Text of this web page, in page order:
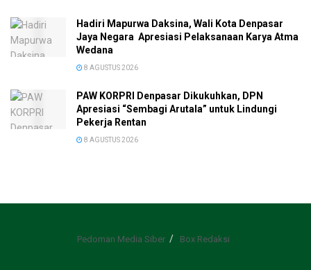
Hadiri Mapurwa Daksina, Wali Kota Denpasar
Jaya Negara Apresiasi Pelaksanaan Karya Atma
Wedana
8 AGUSTUS 2026
PAW KORPRI Denpasar Dikukuhkan, DPN
Apresiasi “Sembagi Arutala” untuk Lindungi
Pekerja Rentan
8 AGUSTUS 2026
Pedoman Media Siber Box Redaksi